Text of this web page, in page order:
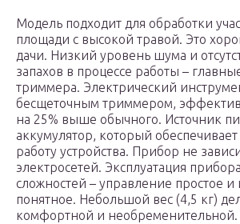
Модель подходит для обработки
площади с высокой травой. Это
дачи. Низкий уровень шума и
запахов в процессе работы –
триммера. Электрический
бесщеточным триммером,
на 25% выше обычного. Источник
аккумулятор, который
работу устройства. Прибор не
электросетей. Эксплуатация
сложностей – управление простое и
понятное. Небольшой вес (4,5 кг)
комфортной и необременительной.